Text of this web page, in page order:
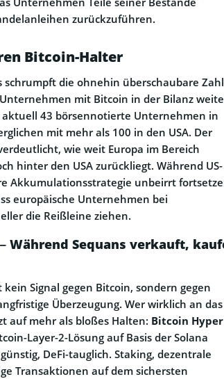
zurückzuführen.
Bitcoin-Halter
schrumpft die ohnehin überschaubare Zahl
mit Bitcoin in der Bilanz
43 börsennotierte Unternehmen in
mit mehr als 100 in den USA. Der
wie weit Europa im Bereich
hinter den USA zurückliegt. Während US-
Akkumulationsstrategie unbeirrt
europäische Unternehmen bei
die Reißleine ziehen.
Während Sequans verkauft,
Signal gegen Bitcoin, sondern gegen
Überzeugung. Wer wirklich an das
auf mehr als bloßes Halten: Bitcoin Hyper
Layer-2-Lösung auf Basis der Solana
DeFi-tauglich. Staking, dezentrale
Transaktionen auf dem sichersten